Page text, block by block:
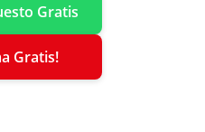
Gratis
Gratis!